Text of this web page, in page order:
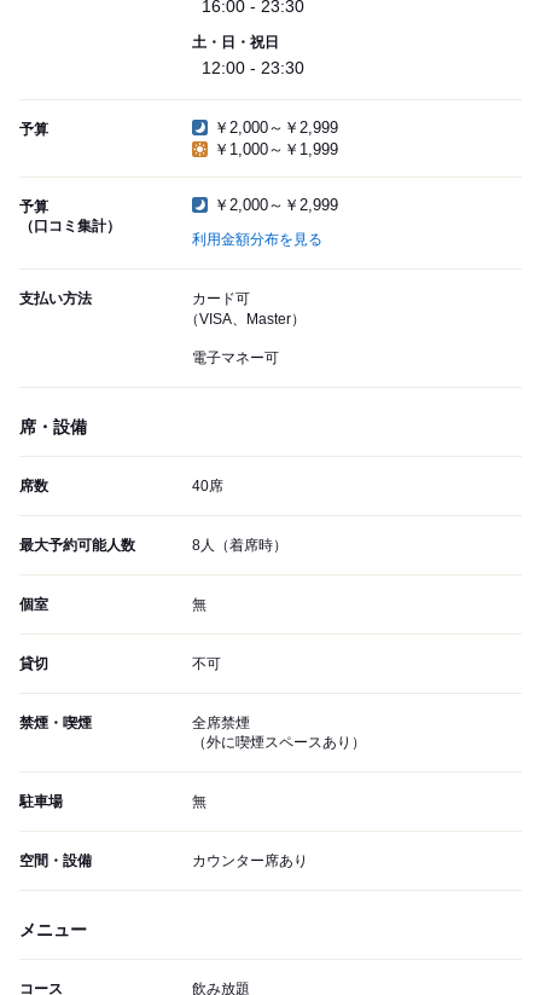
16:00 - 23:30
土・日・祝日
12:00 - 23:30
予算
￥2,000～￥2,999
￥1,000～￥1,999
予算
（口コミ集計）
￥2,000～￥2,999
利用金額分布を見る
支払い方法
カード可
（VISA、Master）
電子マネー可
席・設備
席数 40席
最大予約可能人数 8人（着席時）
個室 無
貸切 不可
禁煙・喫煙
全席禁煙
（外に喫煙スペースあり）
駐車場 無
空間・設備 カウンター席あり
メニュー
コース 飲み放題